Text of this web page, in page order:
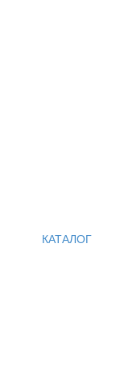
КАТАЛОГ